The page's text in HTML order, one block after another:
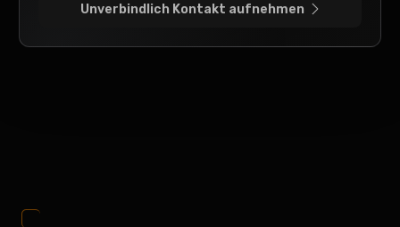
Unverbindlich Kontakt aufnehmen